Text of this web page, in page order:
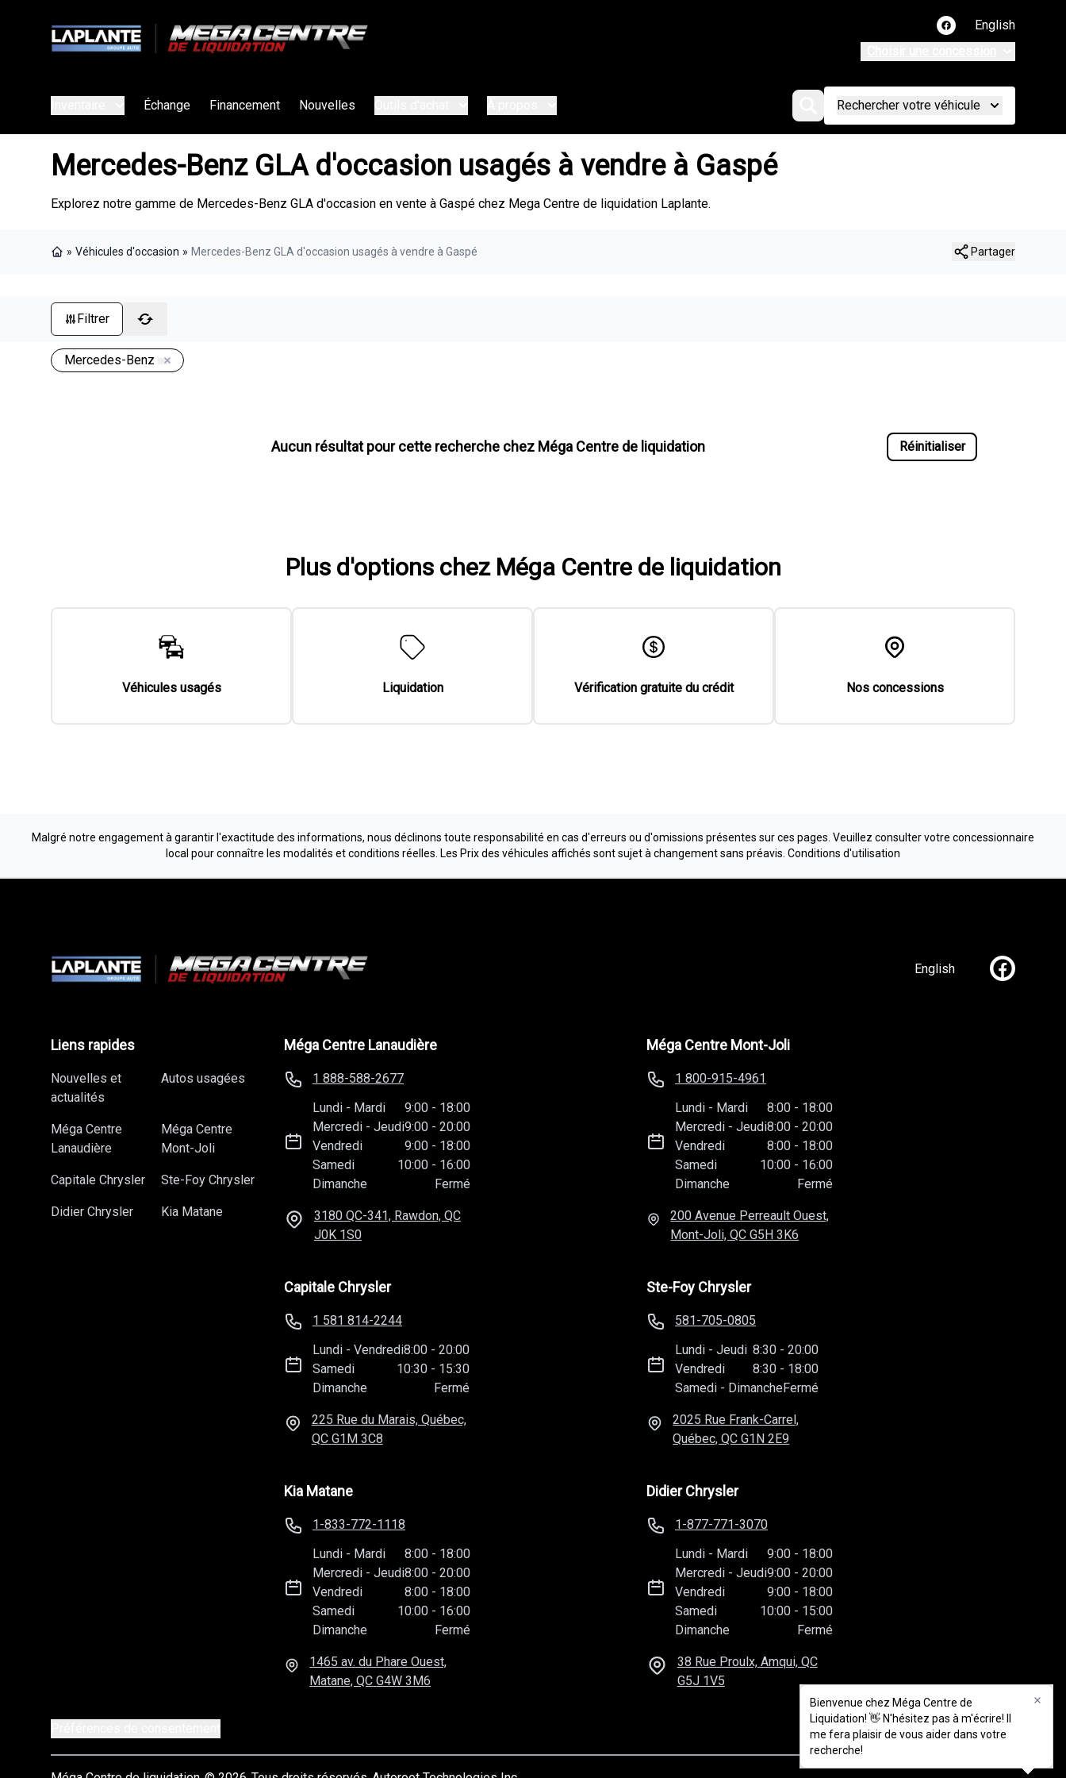
Lien vers notre page
English
Échange Financement Nouvelles Rechercher votre véhicule
Mercedes-Benz GLA d'occasion usagés à vendre à Gaspé
Explorez notre gamme de Mercedes-Benz GLA d'occasion en vente à Gaspé chez Mega Centre de liquidation Laplante.
» Véhicules d'occasion » Mercedes-Benz GLA d'occasion usagés à vendre à Gaspé Partager
Bienvenue chez Méga Centre de
Liquidation! 👋 N'hésitez pas à m'écrire! Il
me fera plaisir de vous aider dans votre
recherche!
Filtrer
Mercedes-Benz
Aucun résultat pour cette recherche chez Méga Centre de liquidation Réinitialiser
Plus d'options chez Méga Centre de liquidation
Véhicules usagés Liquidation Vérification gratuite du crédit Nos concessions
Malgré notre engagement à garantir l'exactitude des informations, nous déclinons toute responsabilité en cas d'erreurs ou d'omissions présentes sur ces pages. Veuillez consulter votre concessionnaire
local pour connaître les modalités et conditions réelles. Les Prix des véhicules affichés sont sujet à changement sans préavis. Conditions d'utilisation
English Lien vers
Liens rapides
Nouvelles et
actualités
Autos usagées
Méga Centre
Lanaudière
Méga Centre
Mont-Joli
Capitale Chrysler Ste-Foy Chrysler
Didier Chrysler Kia Matane
Méga Centre Lanaudière
1 888-588-2677
Lundi - Mardi 9:00 - 18:00
Mercredi -Jeudi9:00 - 20:00
Vendredi
9:00 - 18:00
Samedi
10:00 - 16:00
Dimanche
Fermé
3180 QC-341, Rawdon, QC
J0K 1S0
Méga Centre Mont-Joli
1 800-915-4961
Lundi - Mardi 8:00 - 18:00
Mercredi - Jeudi8:00 - 20:00
Vendredi
8:00 - 18:00
Samedi
10:00 - 16:00
Dimanche
Fermé
200 Avenue Perreault Ouest,
Mont-Joli, QC G5H 3K6
Capitale Chrysler
1 581 814-2244
Lundi -Vendredi8:00 - 20:00
Samedi
10:30 - 15:30
Dimanche
Fermé
225 Rue du Marais, Québec,
QC G1M 3C8
Ste-Foy Chrysler
581-705-0805
Lundi - Jeudi 8:30 - 20:00
Vendredi
8:30 - 18:00
Samedi - DimancheFermé
2025 Rue Frank-Carrel,
Québec, QC G1N 2E9
Kia Matane
1-833-772-1118
Lundi - Mardi 8:00 - 18:00
Mercredi -Jeudi8:00 - 20:00
Vendredi
8:00 - 18:00
Samedi
10:00 - 16:00
Dimanche
Fermé
1465 av. du Phare Ouest,
Matane, QC G4W 3M6
Didier Chrysler
1-877-771-3070
Lundi - Mardi 9:00 - 18:00
Mercredi - Jeudi9:00 - 20:00
Vendredi
9:00 - 18:00
Samedi
10:00 - 15:00
Dimanche
Fermé
38 Rue Proulx, Amqui, QC
G5J 1V5
Bienvenue chez Méga Centre de
Liquidation! 👋 N'hésitez pas à m'écrire! Il
me fera plaisir de vous aider dans votre
recherche!